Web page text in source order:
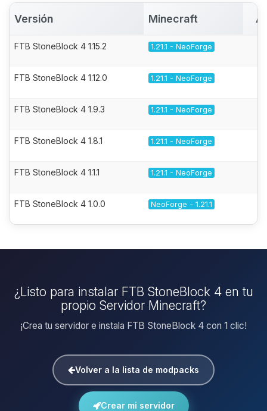
Versión Minecraft
FTB StoneBlock 4 1.15.2 1.21.1 - NeoForge
FTB StoneBlock 4 1.12.0 1.21.1 - NeoForge
FTB StoneBlock 4 1.9.3 1.21.1 - NeoForge
FTB StoneBlock 4 1.8.1 1.21.1 - NeoForge
FTB StoneBlock 4 1.1.1 1.21.1 - NeoForge
FTB StoneBlock 4 1.0.0 NeoForge - 1.21.1
¿Listo para instalar FTB StoneBlock 4 en tu
propio Servidor Minecraft?
¡Crea tu servidor e instala FTB StoneBlock 4 con 1 clic!
Volver a la lista de modpacks
Crear mi servidor